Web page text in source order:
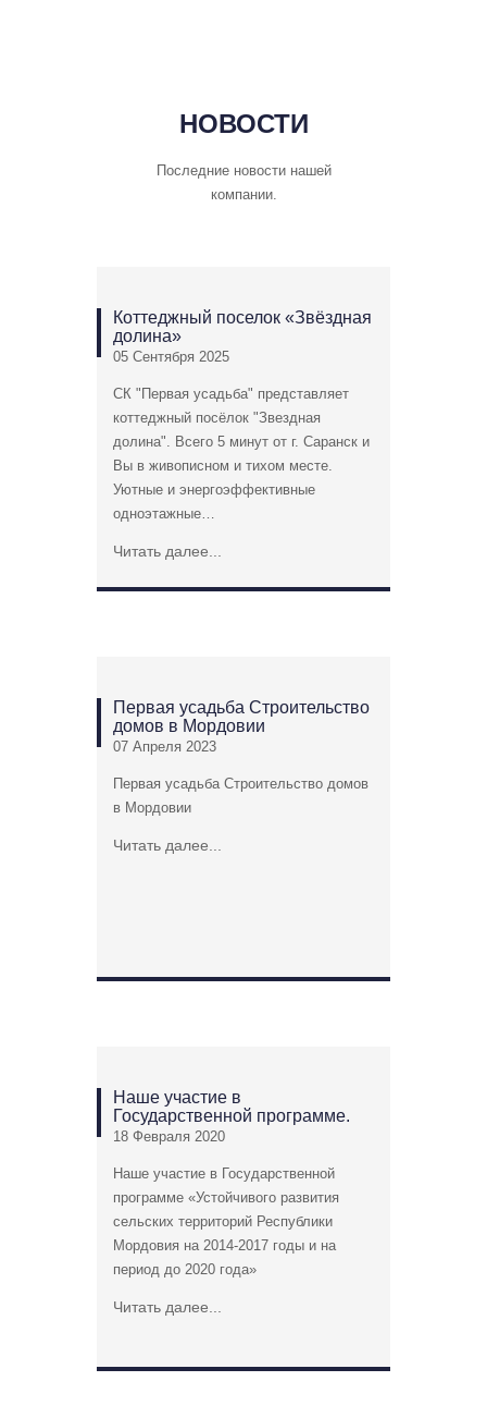
НОВОСТИ
Последние новости нашей
компании.
Коттеджный поселок «Звёздная
долина»
05 Сентября 2025
СК "Первая усадьба" представляет
коттеджный посёлок "Звездная
долина". Всего 5 минут от г. Саранск и
Вы в живописном и тихом месте.
Уютные и энергоэффективные
одноэтажные…
Читать далее...
Первая усадьба Строительство
домов в Мордовии
07 Апреля 2023
Первая усадьба Строительство домов
в Мордовии
Читать далее...
Наше участие в
Государственной программе.
18 Февраля 2020
Наше участие в Государственной
программе «Устойчивого развития
сельских территорий Республики
Мордовия на 2014-2017 годы и на
период до 2020 года»
Читать далее...